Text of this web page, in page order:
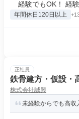
経験でもOK！ 経験
年間休日120日以上
正社員
鉄骨建方・仮設・
株式会社誠興
未経験からでも高